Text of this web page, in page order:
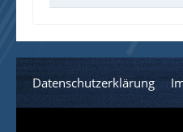
Datenschutzerklärung